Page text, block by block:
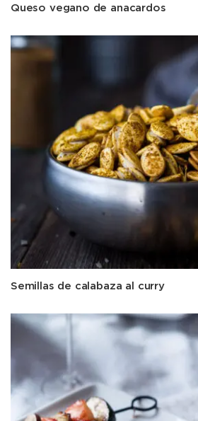
Queso vegano de anacardos
Semillas de calabaza al curry